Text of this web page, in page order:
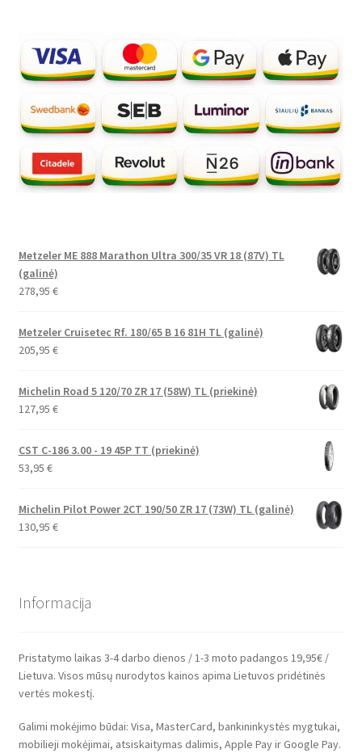
Metzeler ME 888 Marathon Ultra 300/35 VR 18 (87V) TL
(galinė)
278,95 €
Metzeler Cruisetec Rf. 180/65 B 16 81H TL (galinė)
205,95 €
Michelin Road 5 120/70 ZR 17 (58W) TL (priekinė)
127,95 €
CST C-186 3.00 - 19 45P TT (priekinė)
53,95 €
Michelin Pilot Power 2CT 190/50 ZR 17 (73W) TL (galinė)
130,95 €
Informacija
Pristatymo laikas 3-4 darbo dienos / 1-3 moto padangos 19,95€ /
Lietuva. Visos mūsų nurodytos kainos apima Lietuvos pridėtinės
vertės mokestį.
Galimi mokėjimo būdai: Visa, MasterCard, bankininkystės mygtukai,
mobilieji mokėjimai, atsiskaitymas dalimis, Apple Pay ir Google Pay.